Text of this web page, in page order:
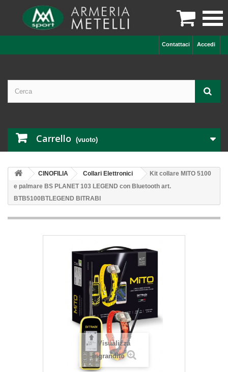

Accedi
Contattaci
Carrello (vuoto)
CINOFILIA Collari Elettronici
Kit collare MITO 5100
e palmare BS PLANET 103 LEGEND con Bluetooth art.
BTB5100BTLEGEND BITRABI
Visualizza
ingrandito